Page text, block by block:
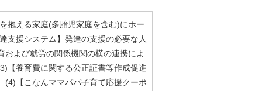
抱える家庭(多胎児家庭を含む)にホー
支援システム】発達の支援の必要な人
よび就労の関係機関の横の連携によ
【養育費に関する公正証書等作成促進
(4)【こなんママパパ子育て応援クーポ